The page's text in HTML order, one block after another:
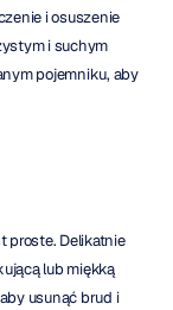
i osuszenie
i suchym
pojemniku, aby
proste. Delikatnie
lub miękką
usunąć brud i